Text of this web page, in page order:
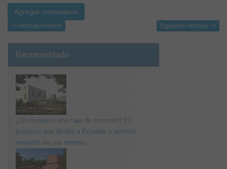
<< Artículo Anterior Siguiente Artículo >>
Recomendado
¿Un museo o una caja de concreto? El
proyecto que dividió a Ecuador y terminó
envuelto en una tormen...